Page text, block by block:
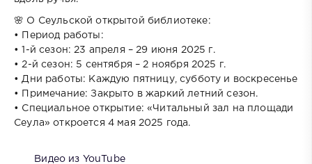
🌸 О Сеульской открытой библиотеке:
• Период работы:
• 1-й сезон: 23 апреля – 29 июня 2025 г.
• 2-й сезон: 5 сентября – 2 ноября 2025 г.
• Дни работы: Каждую пятницу, субботу и воскресенье
• Примечание: Закрыто в жаркий летний сезон.
• Специальное открытие: «Читальный зал на площади
Сеула» откроется 4 мая 2025 года.
Видео из YouTube